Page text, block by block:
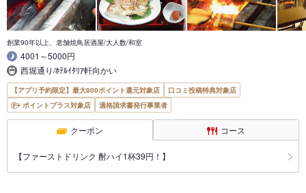
創業90年以上、老舗焼鳥居酒屋/大人数/和室
4001～5000円
西堀通り/ﾎﾃﾙｲﾀﾘｱ軒向かい
【アプリ予約限定】最大800ポイント還元対象店
口コミ投稿特典対象店
ポイントプラス対象店
適格請求書発行事業者
クーポン コース
【ファーストドリンク 酎ハイ1杯39円！】